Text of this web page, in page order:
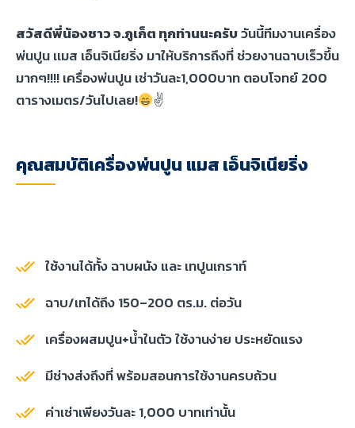
สวัสดีพี่น้องชาว จ.ภูเก็ต ทุกท่านนะครับวันนี้ทีมงานเครื่อง
พ่นปูน เเมส เอ็นจิเนียริ่ง มาให้บริการถึงที่ ช่วยงานฉาบเร็วขึ้น
มากๆ!!!! เครื่องพ่นปูน เช่าวันละ1,000บาท ตอบโจทย์ 200
ตารางเมตร/วันไปเลย!
✌
คุณสมบัติเครื่องพ่นปูน แมส เอ็นจิเนียริ่ง
ใช้งานได้ทั้ง ฉาบผนัง และ เทปูนเกราท์
ฉาบ/เทได้ถึง 150–200 ตร.ม. ต่อวัน
เครื่องผสมปูน+น้ำในตัว ใช้งานง่าย ประหยัดแรง
มีช่างส่งถึงที่ พร้อมสอนการใช้งานครบถ้วน
ค่าเช่าเพียงวันละ 1,000 บาทเท่านั้น